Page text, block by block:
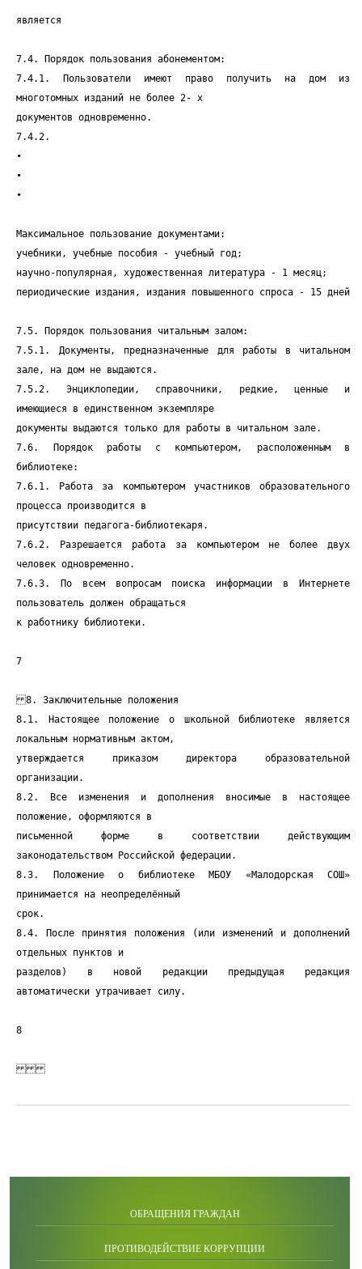
ОБРАЩЕНИЯ ГРАЖДАН
ПРОТИВОДЕЙСТВИЕ КОРРУПЦИИ